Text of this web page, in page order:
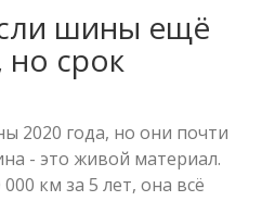
шины ещё
срок
2020 года, но они почти
- это живой материал.
км за 5 лет, она всё